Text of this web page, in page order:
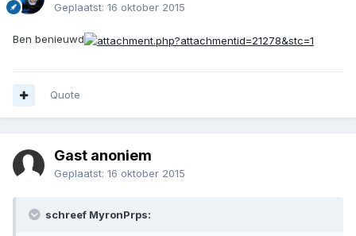
Geplaatst: 16 oktober 2015
Ben benieuwd
Quote
Gast anoniem
Geplaatst: 16 oktober 2015
schreef MyronPrps: